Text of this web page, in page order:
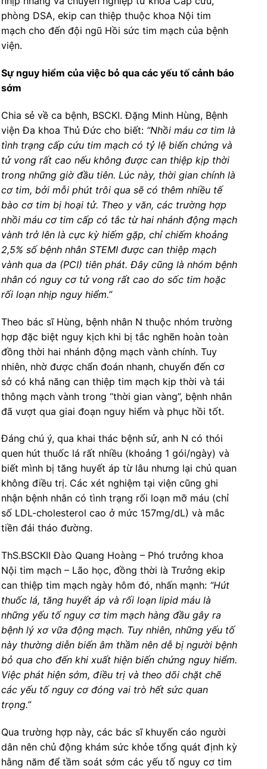
phòng DSA, ekip can thiệp thuộc khoa Nội tim
mạch cho đến đội ngũ Hồi sức tim mạch của bệnh
viện.
Sự nguy hiểm của việc bỏ qua các yếu tố cảnh báo
sớm
Chia sẻ về ca bệnh, BSCKI. Đặng Minh Hùng, Bệnh
viện Đa khoa Thủ Đức cho biết: “Nhồi máu cơ tim là
tình trạng cấp cứu tim mạch có tỷ lệ biến chứng và
tử vong rất cao nếu không được can thiệp kịp thời
trong những giờ đầu tiên. Lúc này, thời gian chính là
cơ tim, bởi mỗi phút trôi qua sẽ có thêm nhiều tế
bào cơ tim bị hoại tử. Theo y văn, các trường hợp
nhồi máu cơ tim cấp có tắc từ hai nhánh động mạch
vành trở lên là cực kỳ hiếm gặp, chỉ chiếm khoảng
2,5% số bệnh nhân STEMI được can thiệp mạch
vành qua da (PCI) tiên phát. Đây cũng là nhóm bệnh
nhân có nguy cơ tử vong rất cao do sốc tim hoặc
rối loạn nhịp nguy hiểm.”
Theo bác sĩ Hùng, bệnh nhân N thuộc nhóm trường
hợp đặc biệt nguy kịch khi bị tắc nghẽn hoàn toàn
đồng thời hai nhánh động mạch vành chính. Tuy
nhiên, nhờ được chẩn đoán nhanh, chuyển đến cơ
sở có khả năng can thiệp tim mạch kịp thời và tái
thông mạch vành trong “thời gian vàng”, bệnh nhân
đã vượt qua giai đoạn nguy hiểm và phục hồi tốt.
Đáng chú ý, qua khai thác bệnh sử, anh N có thói
quen hút thuốc lá rất nhiều (khoảng 1 gói/ngày) và
biết mình bị tăng huyết áp từ lâu nhưng lại chủ quan
không điều trị. Các xét nghiệm tại viện cũng ghi
nhận bệnh nhân có tình trạng rối loạn mỡ máu (chỉ
số LDL-cholesterol cao ở mức 157mg/dL) và mắc
tiền đái tháo đường.
ThS.BSCKII Đào Quang Hoàng – Phó trưởng khoa
Nội tim mạch – Lão học, đồng thời là Trưởng ekip
can thiệp tim mạch ngày hôm đó, nhấn mạnh: “Hút
thuốc lá, tăng huyết áp và rối loạn lipid máu là
những yếu tố nguy cơ tim mạch hàng đầu gây ra
bệnh lý xơ vữa động mạch. Tuy nhiên, những yếu tố
này thường diễn biến âm thầm nên dễ bị người bệnh
bỏ qua cho đến khi xuất hiện biến chứng nguy hiểm.
Việc phát hiện sớm, điều trị và theo dõi chặt chẽ
các yếu tố nguy cơ đóng vai trò hết sức quan
trọng.”
Qua trường hợp này, các bác sĩ khuyến cáo người
dân nên chủ động khám sức khỏe tổng quát định kỳ
hằng năm để tầm soát sớm các yếu tố nguy cơ tim